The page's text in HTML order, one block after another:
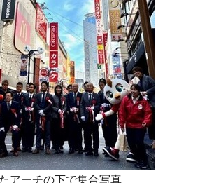
アーチの下で集合写真